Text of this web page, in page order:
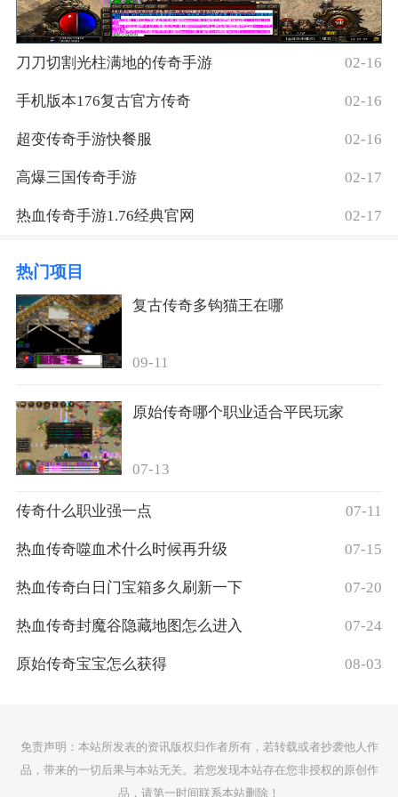
刀刀切割光柱满地的传奇手游 02-16
手机版本176复古官方传奇 02-16
超变传奇手游快餐服 02-16
高爆三国传奇手游 02-17
热血传奇手游1.76经典官网 02-17
热门项目
复古传奇多钩猫王在哪
09-11
原始传奇哪个职业适合平民玩家
07-13
传奇什么职业强一点 07-11
热血传奇噬血术什么时候再升级 07-15
热血传奇白日门宝箱多久刷新一下 07-20
热血传奇封魔谷隐藏地图怎么进入 07-24
原始传奇宝宝怎么获得 08-03
免责声明：本站所发表的资讯版权归作者所有，若转载或者抄袭他人作
品，带来的一切后果与本站无关。若您发现本站存在您非授权的原创作
品，请第一时间联系本站删除！